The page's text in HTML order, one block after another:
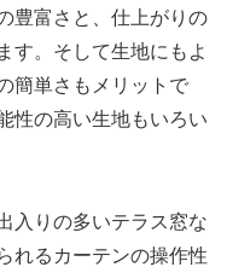
豊富さと、仕上がりの
す。そして生地にもよ
簡単さもメリットで
性の高い生地もいろい
入りの多いテラス窓な
れるカーテンの操作性